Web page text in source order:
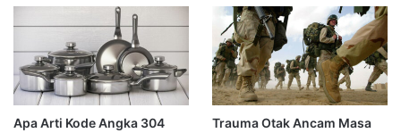
Apa Arti Kode Angka 304
Trauma Otak Ancam Masa